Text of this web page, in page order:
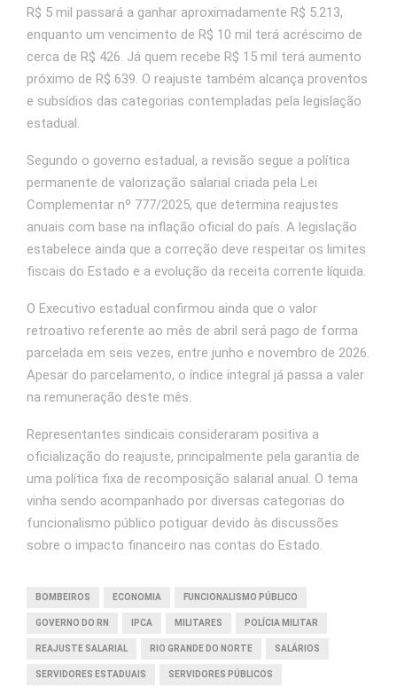
R$ 5 mil passará a ganhar aproximadamente R$ 5.213,
enquanto um vencimento de R$ 10 mil terá acréscimo de
cerca de R$ 426. Já quem recebe R$ 15 mil terá aumento
próximo de R$ 639. O reajuste também alcança proventos
e subsídios das categorias contempladas pela legislação
estadual.
Segundo o governo estadual, a revisão segue a política
permanente de valorização salarial criada pela Lei
Complementar nº 777/2025, que determina reajustes
anuais com base na inflação oficial do país. A legislação
estabelece ainda que a correção deve respeitar os limites
fiscais do Estado e a evolução da receita corrente líquida.
O Executivo estadual confirmou ainda que o valor
retroativo referente ao mês de abril será pago de forma
parcelada em seis vezes, entre junho e novembro de 2026.
Apesar do parcelamento, o índice integral já passa a valer
na remuneração deste mês.
Representantes sindicais consideraram positiva a
oficialização do reajuste, principalmente pela garantia de
uma política fixa de recomposição salarial anual. O tema
vinha sendo acompanhado por diversas categorias do
funcionalismo público potiguar devido às discussões
sobre o impacto financeiro nas contas do Estado.
BOMBEIROS ECONOMIA FUNCIONALISMO PÚBLICO
GOVERNO DO RN IPCA MILITARES POLÍCIA MILITAR
REAJUSTE SALARIAL RIO GRANDE DO NORTE SALÁRIOS
SERVIDORES ESTADUAIS SERVIDORES PÚBLICOS